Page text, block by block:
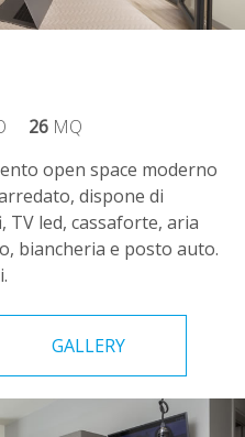
26 MQ
open space moderno
dispone di
led, cassaforte, aria
biancheria e posto auto.
GALLERY